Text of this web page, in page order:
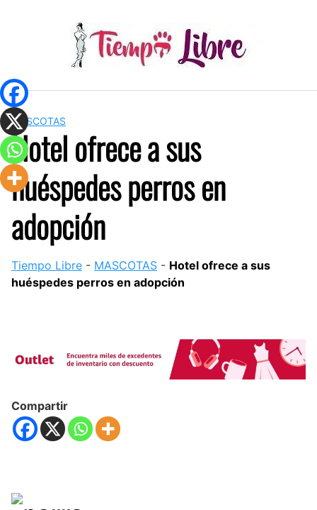
MASCOTAS
Hotel ofrece a sus
huéspedes perros en
adopción
Tiempo Libre - MASCOTAS - Hotel ofrece a sus
huéspedes perros en adopción
Compartir